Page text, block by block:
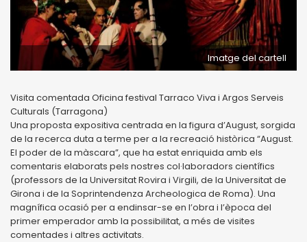
Imatge del cartell
Visita comentada Oficina festival Tarraco Viva i Argos Serveis
Culturals (Tarragona)
Una proposta expositiva centrada en la figura d’August, sorgida
de la recerca duta a terme per a la recreació històrica “August.
El poder de la màscara”, que ha estat enriquida amb els
comentaris elaborats pels nostres col·laboradors científics
(professors de la Universitat Rovira i Virgili, de la Universitat de
Girona i de la Soprintendenza Archeologica de Roma). Una
magnífica ocasió per a endinsar-se en l’obra i l’època del
primer emperador amb la possibilitat, a més de visites
comentades i altres activitats.